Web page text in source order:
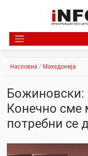
Насловна / Македонија
Божиновски:
Конечно сме
потребни се